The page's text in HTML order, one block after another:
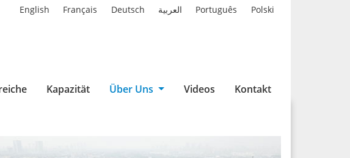
English Français Deutsch العربية Português Polski
Kapazität Über Uns Videos Kontakt